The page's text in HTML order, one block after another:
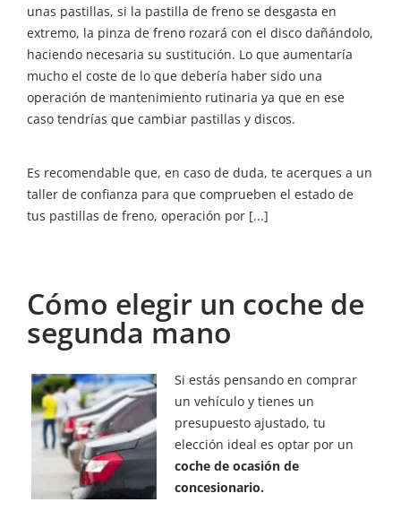
unas pastillas, si la pastilla de freno se desgasta en
extremo, la pinza de freno rozará con el disco dañándolo,
haciendo necesaria su sustitución. Lo que aumentaría
mucho el coste de lo que debería haber sido una
operación de mantenimiento rutinaria ya que en ese
caso tendrías que cambiar pastillas y discos.
Es recomendable que, en caso de duda, te acerques a un
taller de confianza para que comprueben el estado de
tus pastillas de freno, operación por [...]
Cómo elegir un coche de
segunda mano
Si estás pensando en comprar
un vehículo y tienes un
presupuesto ajustado, tu
elección ideal es optar por un
coche de ocasión de
concesionario.